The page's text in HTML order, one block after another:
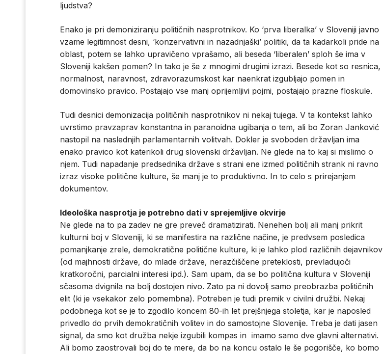
ljudstva?
Enako je pri demoniziranju političnih nasprotnikov. Ko ‘prva liberalka’ v Sloveniji javno
vzame legitimnost desni, ‘konzervativni in nazadnjaški’ politiki, da ta kadarkoli pride na
oblast, potem se lahko upravičeno vprašamo, ali beseda ‘liberalen’ sploh še ima v
Sloveniji kakšen pomen? In tako je še z mnogimi drugimi izrazi. Besede kot so resnica,
normalnost, naravnost, zdravorazumskost kar naenkrat izgubljajo pomen in
domovinsko pravico. Postajajo vse manj oprijemljivi pojmi, postajajo prazne floskule.
Tudi desnici demonizacija političnih nasprotnikov ni nekaj tujega. V ta kontekst lahko
uvrstimo pravzaprav konstantna in paranoidna ugibanja o tem, ali bo Zoran Janković
nastopil na naslednjih parlamentarnih volitvah. Dokler je svoboden državljan ima
enako pravico kot katerikoli drug slovenski državljan. Ne glede na to kaj si mislimo o
njem. Tudi napadanje predsednika države s strani ene izmed političnih strank ni ravno
izraz visoke politične kulture, še manj je to produktivno. In to celo s prirejanjem
dokumentov.
Ideološka nasprotja je potrebno dati v sprejemljive okvirje
Ne glede na to pa zadev ne gre preveč dramatizirati. Nenehen bolj ali manj prikrit
kulturni boj v Sloveniji, ki se manifestira na različne načine, je predvsem posledica
pomanjkanje zrele, demokratične politične kulture, ki je lahko plod različnih dejavnikov
(od majhnosti države, do mlade države, nerazčiščene preteklosti, prevladujoči
kratkoročni, parcialni interesi ipd.). Sam upam, da se bo politična kultura v Sloveniji
sčasoma dvignila na bolj dostojen nivo. Zato pa ni dovolj samo preobrazba političnih
elit (ki je vsekakor zelo pomembna). Potreben je tudi premik v civilni družbi. Nekaj
podobnega kot se je to zgodilo koncem 80-ih let prejšnjega stoletja, kar je naposled
privedlo do prvih demokratičnih volitev in do samostojne Slovenije. Treba je dati jasen
signal, da smo kot družba nekje izgubili kompas in imamo samo dve glavni alternativi.
Ali bomo zaostrovali boj do te mere, da bo na koncu ostalo le še pogorišče, ko bomo